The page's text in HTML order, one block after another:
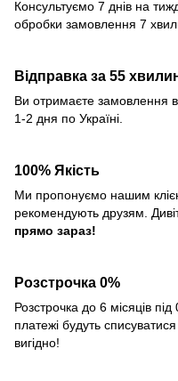
Консультуємо 7 днів на
обробки замовлення 7
Відправка за 55
Ви отримаєте замовлення
1-2 дня по Україні.
100% Якість
Ми пропонуємо нашим
рекомендують друзям.
прямо зараз!
Розстрочка 0%
Розстрочка до 6 місяців
платежі будуть
вигідно!